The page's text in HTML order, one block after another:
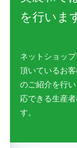
を行いま
ネットショッ
頂いているお
のご紹介を行
応できる生産
す。